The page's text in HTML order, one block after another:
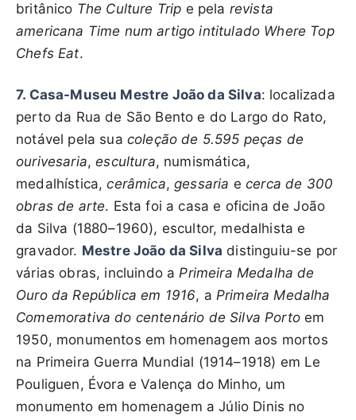
britânico The Culture Trip e pela revista
americana Time num artigo intitulado Where Top
Chefs Eat.
7. Casa-Museu Mestre João da Silva: localizada
perto da Rua de São Bento e do Largo do Rato,
notável pela sua coleção de 5.595 peças de
ourivesaria,escultura, numismática,
medalhística,cerâmica,gessaria e cerca de 300
obras de arte. Esta foi a casa e oficina de João
da Silva (1880–1960), escultor, medalhista e
gravador. Mestre João da Silva distinguiu-se por
várias obras, incluindo aPrimeira Medalha de
Ouro da República em 1916, a Primeira Medalha
Comemorativa do centenário de Silva Portoem
1950, monumentos em homenagem aos mortos
na Primeira Guerra Mundial (1914–1918) em Le
Pouliguen, Évora e Valença do Minho, um
monumento em homenagem a Júlio Dinis no